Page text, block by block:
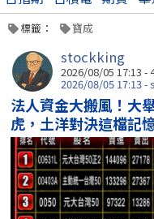
標籤： 寶成
stockking
2026/08/05 17:13 -
2026/08/05 17:13 -
法人資金大搬風！大
虎，土洋對決這檔記